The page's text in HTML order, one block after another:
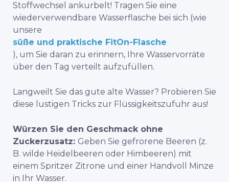
Stoffwechsel ankurbelt! Tragen Sie eine
wiederverwendbare Wasserflasche bei sich (wie
unsere
süße und praktische FitOn-Flasche
), um Sie daran zu erinnern, Ihre Wasservorräte
über den Tag verteilt aufzufüllen.
Langweilt Sie das gute alte Wasser? Probieren Sie
diese lustigen Tricks zur Flüssigkeitszufuhr aus!
Würzen Sie den Geschmack ohne
Zuckerzusatz: Geben Sie gefrorene Beeren (z.
B. wilde Heidelbeeren oder Himbeeren) mit
einem Spritzer Zitrone und einer Handvoll Minze
in Ihr Wasser.